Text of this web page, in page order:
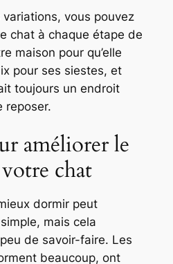
vous pouvez
chat à chaque étape de
maison pour qu’elle
pour ses siestes, et
toujours un endroit
reposer.
améliorer le
chat
dormir peut
mais cela
de savoir-faire. Les
beaucoup, ont